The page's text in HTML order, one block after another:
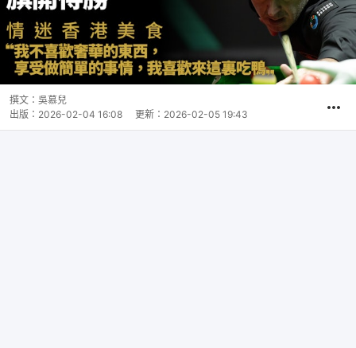
撰文： 吳慕兒
出版： 2026-02-04 16:08 更新： 2026-02-05 19:43